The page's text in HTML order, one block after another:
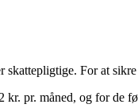
skattepligtige. For at
kr. pr. måned, og for de